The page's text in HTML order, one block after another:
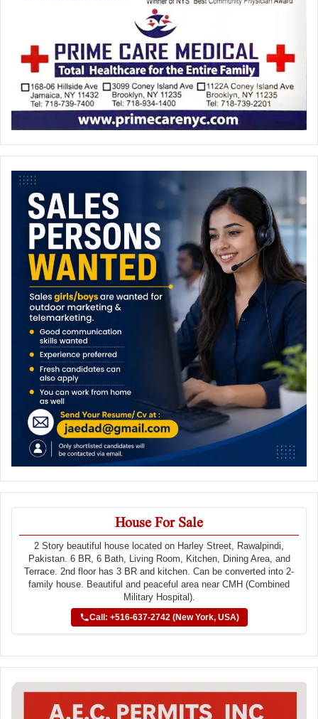
House For Sale
2 Story beautiful house located on Harley Street, Rawalpindi,
Pakistan. 6 BR, 6 Bath, Living Room, Kitchen, Dining Area, and
Terrace. 2nd floor has 3 BR and kitchen. Can be converted into 2-
family house. Beautiful and peaceful area near CMH (Combined
Military Hospital).
Call: +516-637-2742 (New York, USA)